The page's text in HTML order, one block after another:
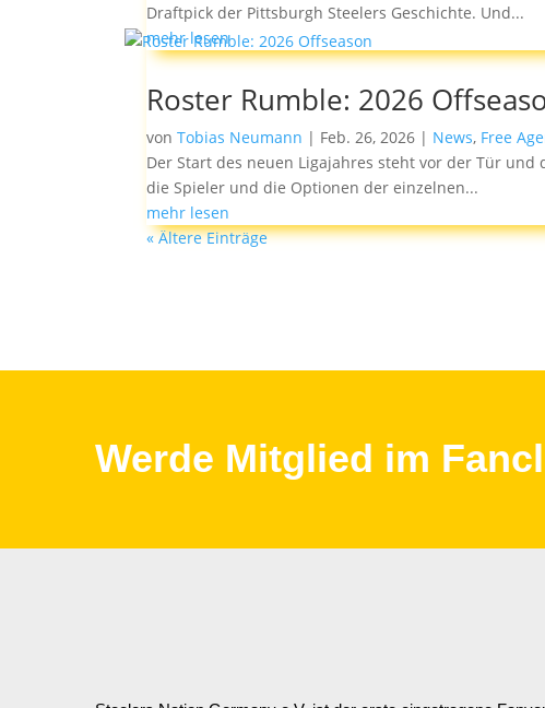
Draftpick der Pittsburgh Steelers Geschichte. Und...
mehr lesen
Roster Rumble: 2026
vonTobias Neumann | Feb. 26, 2026 | News, Free
Der Start des neuen Ligajahres steht vor der Tür und
die Spieler und die Optionen der einzelnen...
mehr lesen
« Ältere Einträge
Werde Mitglied im